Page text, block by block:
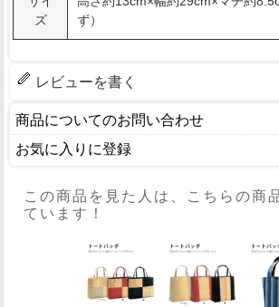
ズ
ず）
レビューを書く
商品についてのお問い合わせ
お気に入りに登録
この商品を見た人は、こちらの商
ています！